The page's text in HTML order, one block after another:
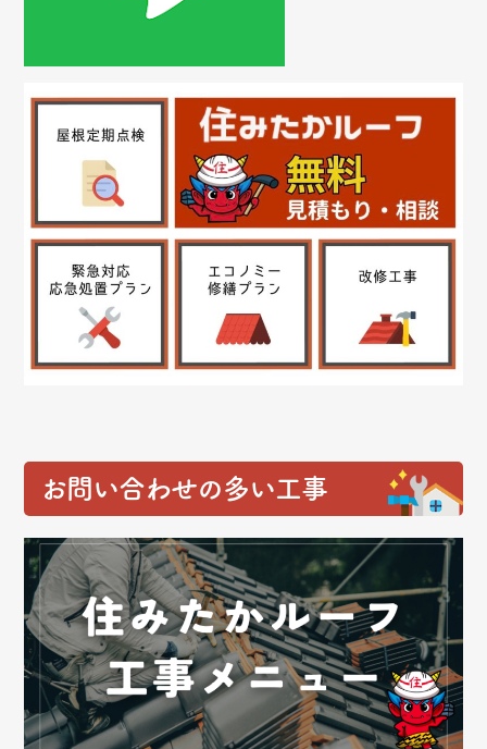
お問い合わせの多い工事